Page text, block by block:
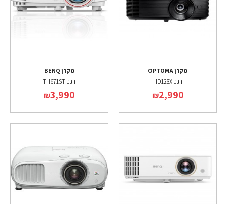
מקרן OPTOMA
דגם HD128X
₪2,990
מקרן BENQ
דגם TH671ST
₪3,990